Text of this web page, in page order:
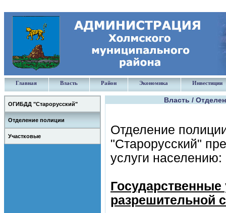
Главная Власть Район Экономика Инвестиции
ОГИБДД "Старорусский"
Отделение полиции
Участковые
Власть /
Отделение
"Старорусский"
услуги населению:
Государственные
разрешительной